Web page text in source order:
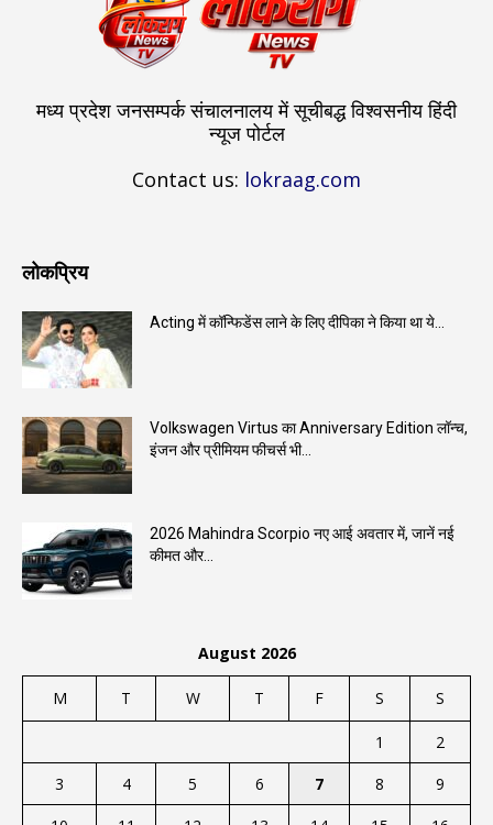
मध्य प्रदेश जनसम्पर्क संचालनालय में सूचीबद्ध विश्वसनीय हिंदी
न्यूज पोर्टल
Contact us: lokraag.com
लोकप्रिय
Acting में कॉन्फिडेंस लाने के लिए दीपिका ने किया था ये...
Volkswagen Virtus का Anniversary Edition लॉन्च,
इंजन और प्रीमियम फीचर्स भी...
2026 Mahindra Scorpio नए आई अवतार में, जानें नई
कीमत और...
August 2026
M T W T F S S
1
2
3
4 5 6 7 8
9